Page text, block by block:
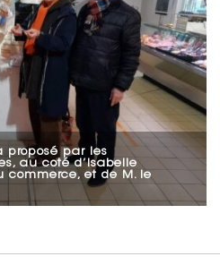
proposé par les
au coté d’Isabelle
commerce, et de M. le